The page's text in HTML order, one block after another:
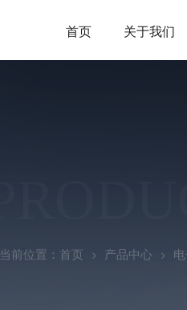
首页 关于我们
当前位置： 首页 产品中心